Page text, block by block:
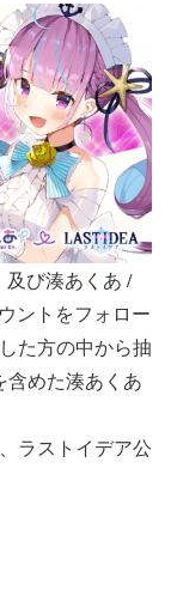
及び湊あくあ /
ントをフォロー
た方の中から抽
含めた湊あくあ
ラストイデア公